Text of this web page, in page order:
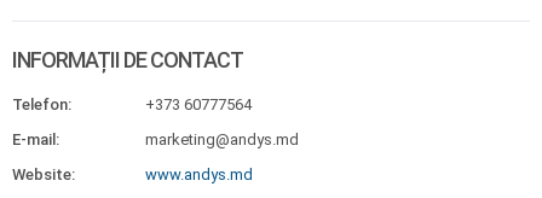
INFORMAȚII DE CONTACT
Telefon:
+373 60777564
E-mail:
marketing@andys.md
Website:
www.andys.md